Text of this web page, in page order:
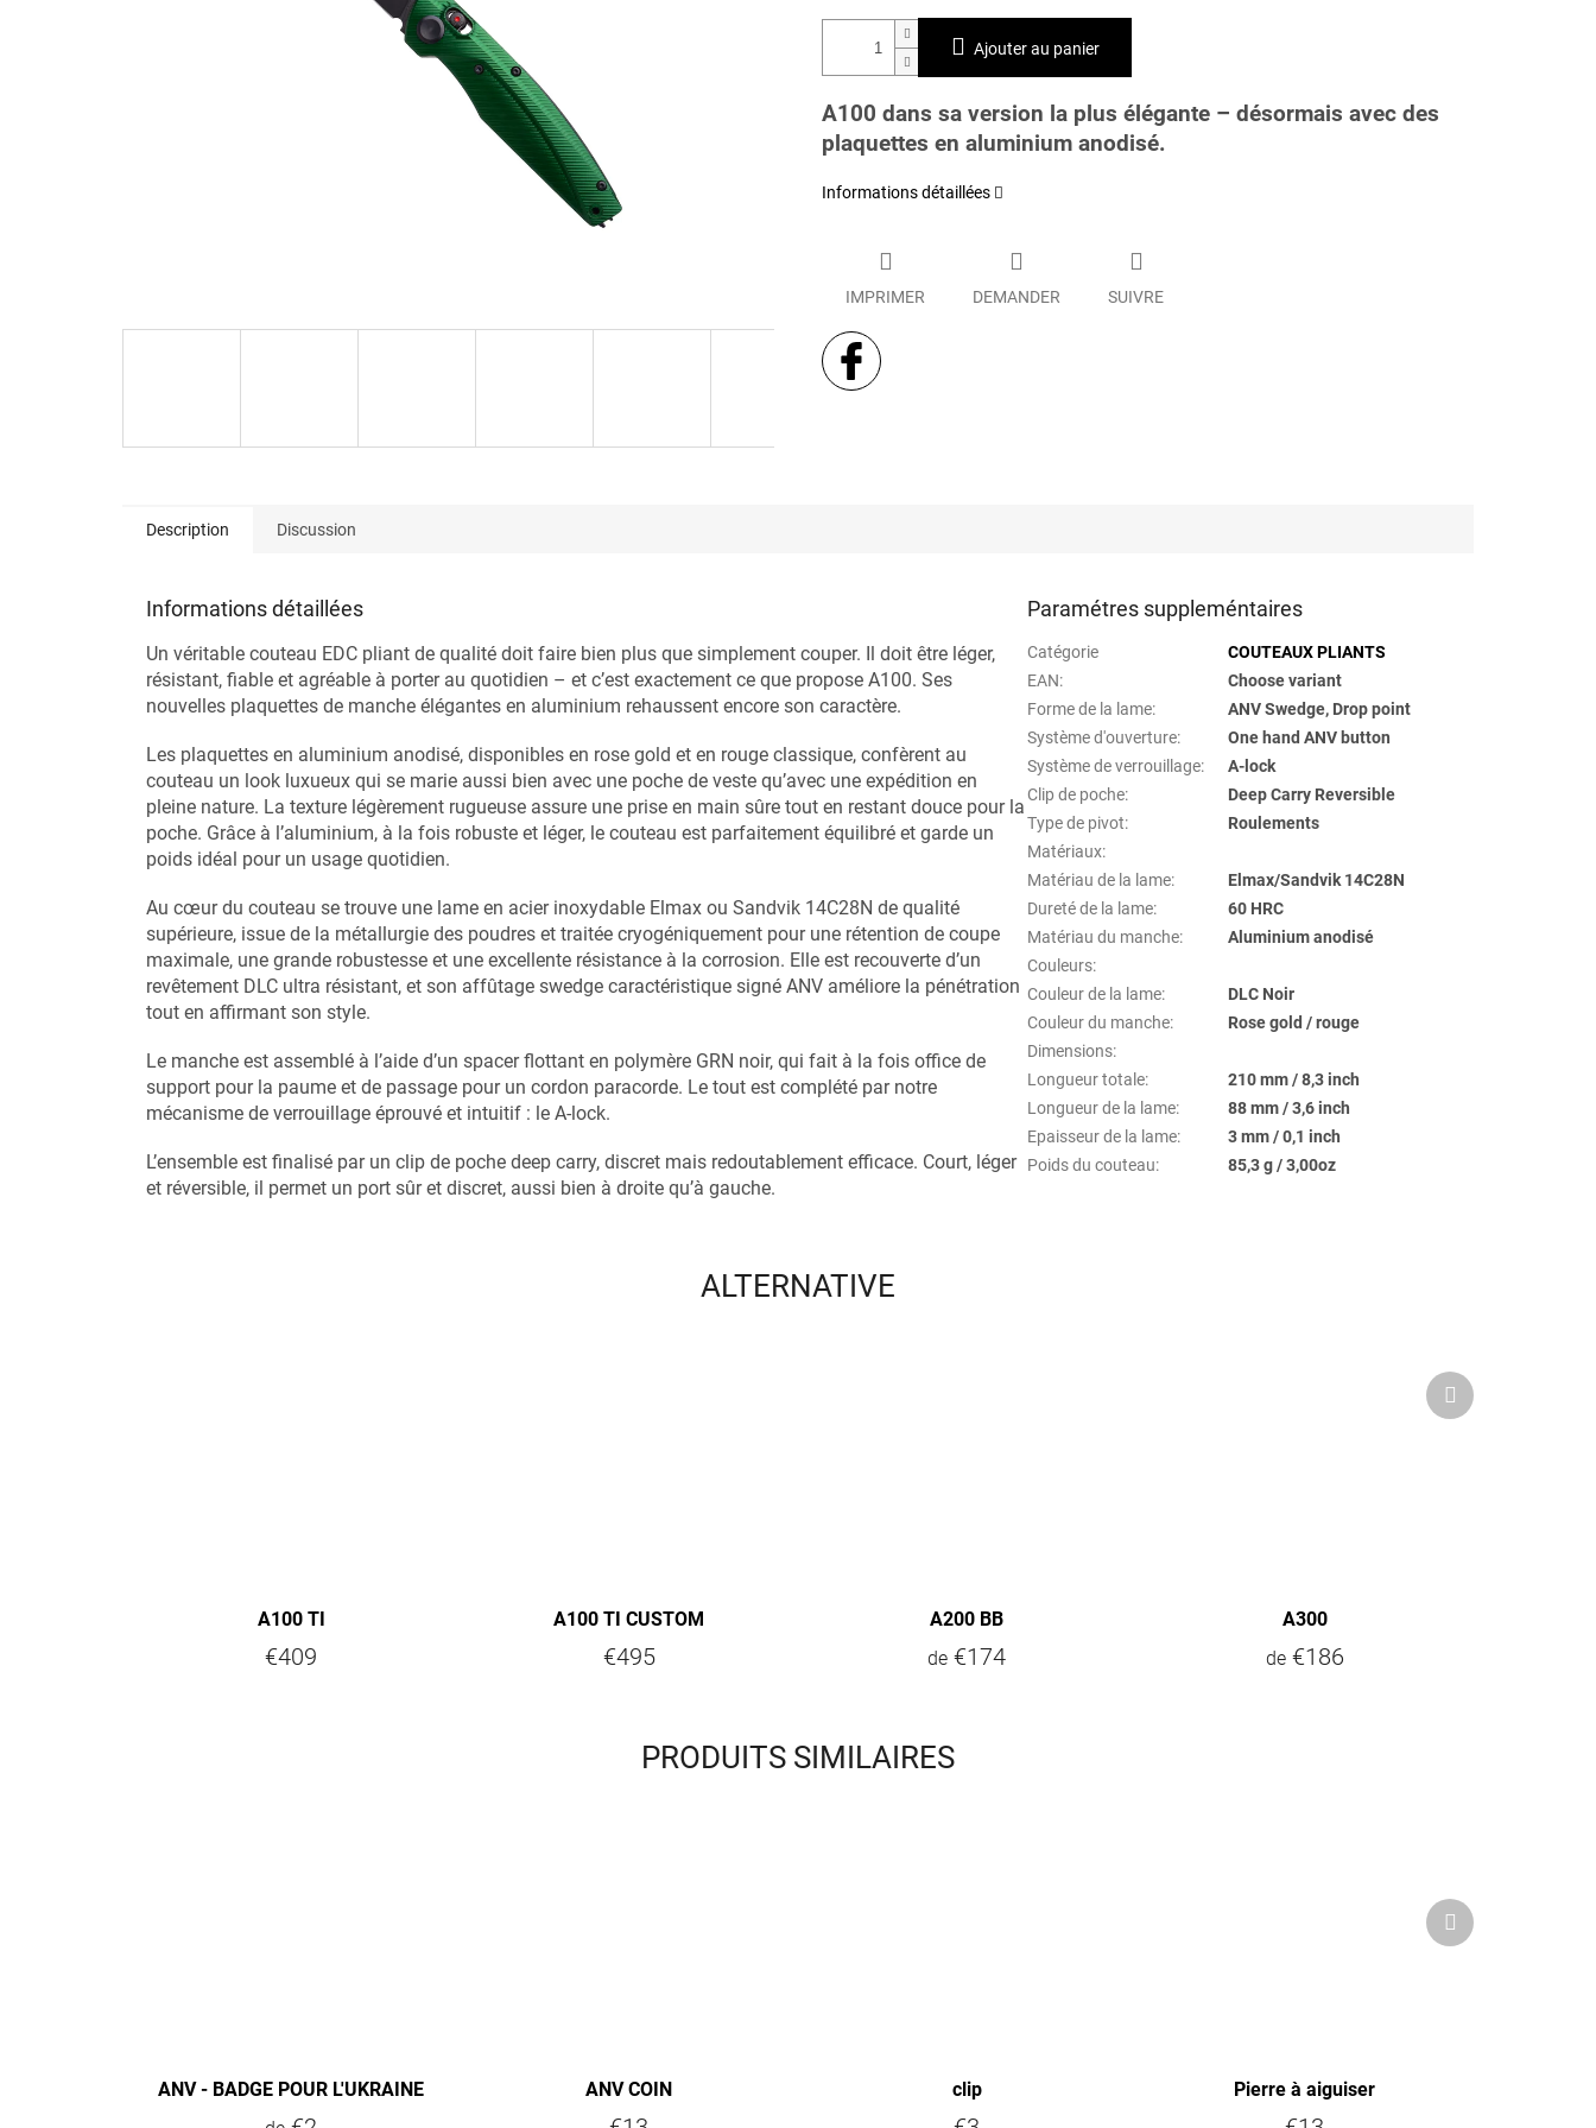
Ajouter au panier
A100 dans sa version la plus élégante – désormais avec des
plaquettes en aluminium anodisé.
Informations détaillées
IMPRIMER DEMANDER SUIVRE
Description Discussion
Informations détaillées
Un véritable couteau EDC pliant de qualité doit faire bien plus que simplement couper. Il doit être léger,
résistant, fiable et agréable à porter au quotidien – et c’est exactement ce que propose A100. Ses
nouvelles plaquettes de manche élégantes en aluminium rehaussent encore son caractère.
Les plaquettes en aluminium anodisé, disponibles en rose gold et en rouge classique, confèrent au
couteau un look luxueux qui se marie aussi bien avec une poche de veste qu’avec une expédition en
pleine nature. La texture légèrement rugueuse assure une prise en main sûre tout en restant douce pour la
poche. Grâce à l’aluminium, à la fois robuste et léger, le couteau est parfaitement équilibré et garde un
poids idéal pour un usage quotidien.
Au cœur du couteau se trouve une lame en acier inoxydable Elmax ou Sandvik 14C28N de qualité
supérieure, issue de la métallurgie des poudres et traitée cryogéniquement pour une rétention de coupe
maximale, une grande robustesse et une excellente résistance à la corrosion. Elle est recouverte d’un
revêtement DLC ultra résistant, et son affûtage swedge caractéristique signé ANV améliore la pénétration
tout en affirmant son style.
Le manche est assemblé à l’aide d’un spacer flottant en polymère GRN noir, qui fait à la fois office de
support pour la paume et de passage pour un cordon paracorde. Le tout est complété par notre
mécanisme de verrouillage éprouvé et intuitif : le A-lock.
L’ensemble est finalisé par un clip de poche deep carry, discret mais redoutablement efficace. Court, léger
et réversible, il permet un port sûr et discret, aussi bien à droite qu’à gauche.
Paramétres suppleméntaires
Catégorie
COUTEAUX PLIANTS
EAN:
Choose variant
Forme de la lame:
ANV Swedge, Drop point
Système d'ouverture:
One hand ANV button
Système de verrouillage:
A-lock
Clip de poche:
Deep Carry Reversible
Type de pivot:
Roulements
Matériaux:
Matériau de la lame:
Elmax/Sandvik 14C28N
Dureté de la lame:
60 HRC
Matériau du manche:
Aluminium anodisé
Couleurs:
Couleur de la lame:
DLC Noir
Couleur du manche:
Rose gold / rouge
Dimensions:
Longueur totale:
210 mm / 8,3 inch
Longueur de la lame:
88 mm / 3,6 inch
Epaisseur de la lame:
3 mm / 0,1 inch
Poids du couteau: 85,3 g / 3,00oz
ALTERNATIVE
A100 TI
€409
A100 TI CUSTOM
€495
A200 BB
de €174
A300
de€186
Next
product
PRODUITS SIMILAIRES
ANV - BADGE POUR L'UKRAINE
ANV COIN clip Pierre à aiguiser
Next
product